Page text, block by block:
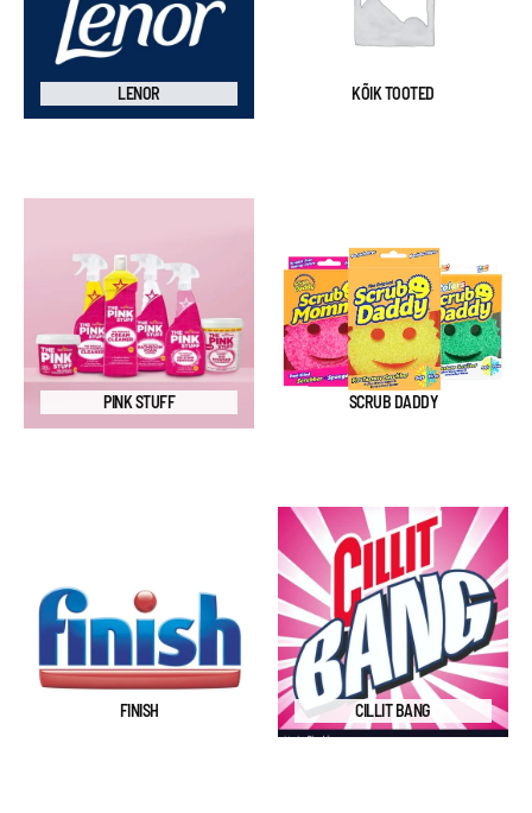
LENOR KÕIK TOOTED
PINK STUFF SCRUB DADDY
FINISH CILLIT BANG